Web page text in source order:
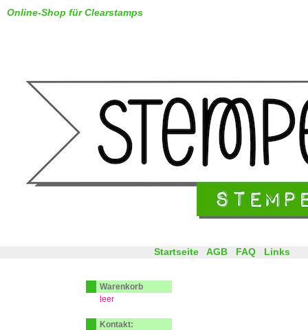
Online-Shop für Clearstamps
Startseite AGB FAQ Links
Warenkorb
leer
Kontakt: